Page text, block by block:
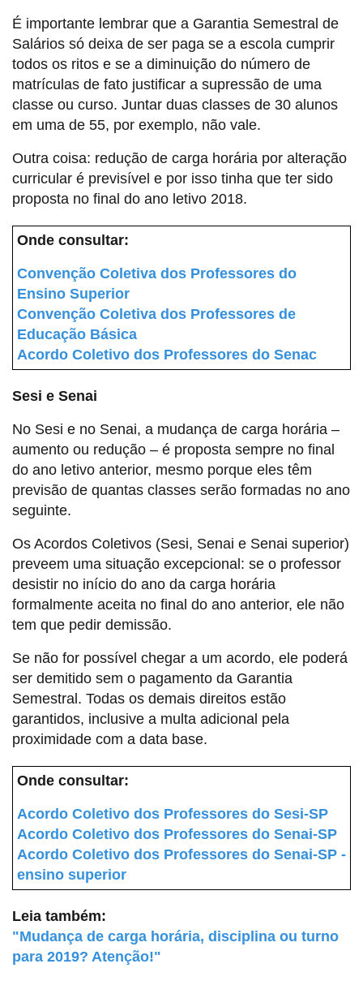
É importante lembrar que a Garantia Semestral de
Salários só deixa de ser paga se a escola cumprir
todos os ritos e se a diminuição do número de
matrículas de fato justificar a supressão de uma
classe ou curso. Juntar duas classes de 30 alunos
em uma de 55, por exemplo, não vale.
Outra coisa: redução de carga horária por alteração
curricular é previsível e por isso tinha que ter sido
proposta no final do ano letivo 2018.
Onde consultar:
Convenção Coletiva dos Professores do
Ensino Superior
Convenção Coletiva dos Professores de
Educação Básica
Acordo Coletivo dos Professores do Senac
Sesi e Senai
No Sesi e no Senai, a mudança de carga horária –
aumento ou redução – é proposta sempre no final
do ano letivo anterior, mesmo porque eles têm
previsão de quantas classes serão formadas no ano
seguinte.
Os Acordos Coletivos (Sesi, Senai e Senai superior)
preveem uma situação excepcional: se o professor
desistir no início do ano da carga horária
formalmente aceita no final do ano anterior, ele não
tem que pedir demissão.
Se não for possível chegar a um acordo, ele poderá
ser demitido sem o pagamento da Garantia
Semestral. Todas os demais direitos estão
garantidos, inclusive a multa adicional pela
proximidade com a data base.
Onde consultar:
Acordo Coletivo dos Professores do Sesi-SP
Acordo Coletivo dos Professores do Senai-SP
Acordo Coletivo dos Professores do Senai-SP -
ensino superior
Leia também:
"Mudança de carga horária, disciplina ou turno
para 2019? Atenção!"